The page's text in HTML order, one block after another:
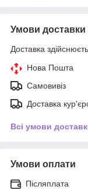
Умови доставки
Доставка
Нова Пошта
Самовивіз
Доставка
Всі умови
Умови оплати
Післяплата